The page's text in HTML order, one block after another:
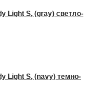
Light S, (gray) светло-
Light S, (navy) темно-